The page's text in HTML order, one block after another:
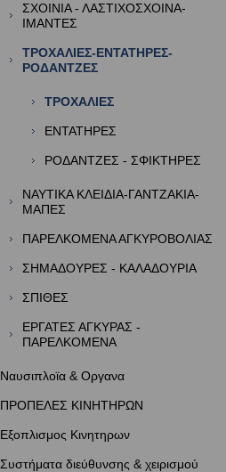
ΣΧΟΙΝΙΑ - ΛΑΣΤΙΧΟΣΧΟΙΝΑ-
ΙΜΑΝΤΕΣ
ΤΡΟΧΑΛΙΕΣ-ΕΝΤΑΤΗΡΕΣ-
ΡΟΔΑΝΤΖΕΣ
ΤΡΟΧΑΛΙΕΣ
ΕΝΤΑΤΗΡΕΣ
ΡΟΔΑΝΤΖΕΣ - ΣΦΙΚΤΗΡΕΣ
ΝΑΥΤΙΚΑ ΚΛΕΙΔΙΑ-ΓΑΝΤΖΑΚΙΑ-
ΜΑΠΕΣ
ΠΑΡΕΛΚΟΜΕΝΑ ΑΓΚΥΡΟΒΟΛΙΑΣ
ΣΗΜΑΔΟΥΡΕΣ - ΚΑΛΑΔΟΥΡΙΑ
ΣΠΙΘΕΣ
ΕΡΓΑΤΕΣ ΑΓΚΥΡΑΣ -
ΠΑΡΕΛΚΟΜΕΝΑ
Ναυσιπλοϊα & Οργανα
ΠΡΟΠΕΛΕΣ ΚΙΝΗΤΗΡΩΝ
Εξοπλισμος Κινητηρων
Συστήματα διεύθυνσης & χειρισμού